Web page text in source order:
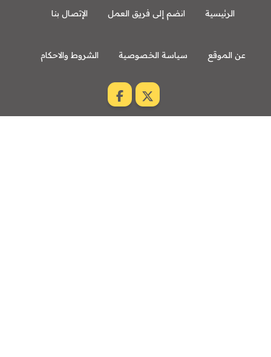
الرئيسية انضم إلى فريق العمل الإتصال بنا
عن الموقع سياسة الخصوصية الشروط والاحكام